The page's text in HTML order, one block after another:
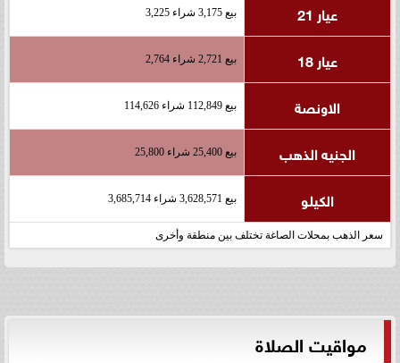
عيار 21 بيع 3,175 شراء 3,225
عيار 18 بيع 2,721 شراء 2,764
الاونصة بيع 112,849 شراء 114,626
الجنيه الذهب بيع 25,400 شراء 25,800
الكيلو بيع 3,628,571 شراء 3,685,714
سعر الذهب بمحلات الصاغة تختلف بين منطقة وأخرى
مواقيت الصلاة